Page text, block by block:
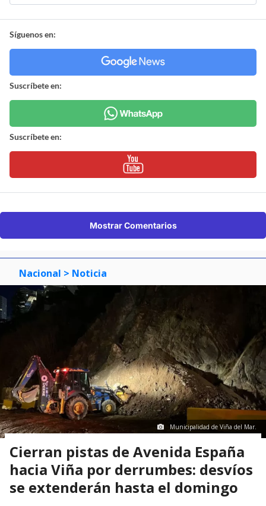
Síguenos en:
Suscríbete en:
Suscríbete en:
Mostrar Comentarios
Nacional > Noticia
Municipalidad de Viña del Mar.
Cierran pistas de Avenida España
hacia Viña por derrumbes: desvíos
se extenderán hasta el domingo